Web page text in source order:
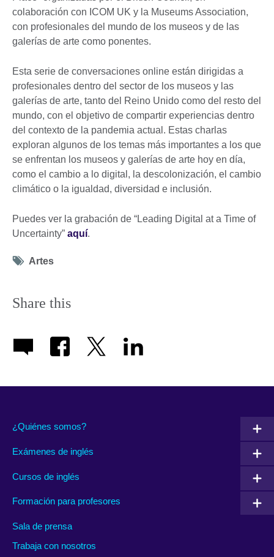
colaboración con ICOM UK y la Museums Association,
con profesionales del mundo de los museos y de las
galerías de arte como ponentes.
Esta serie de conversaciones online están dirigidas a
profesionales dentro del sector de los museos y las
galerías de arte, tanto del Reino Unido como del resto del
mundo, con el objetivo de compartir experiencias dentro
del contexto de la pandemia actual. Estas charlas
exploran algunos de los temas más importantes a los que
se enfrentan los museos y galerías de arte hoy en día,
como el cambio a lo digital, la descolonización, el cambio
climático o la igualdad, diversidad e inclusión.
Puedes ver la grabación de “Leading Digital at a Time of
Uncertainty” aquí.
Tag
Artes
Share this
¿Quiénes somos?
Exámenes de inglés
Cursos de inglés
Formación para profesores
Sala de prensa
Trabaja con nosotros